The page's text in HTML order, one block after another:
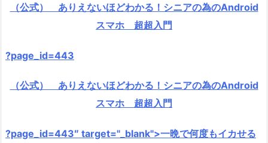
（公式） ありえないほどわかる！シニアの為のAndroid
スマホ 超超入門
?page_id=443
（公式） ありえないほどわかる！シニアの為のAndroid
スマホ 超超入門
?page_id=443″ target="_blank">一晩で何度もイカせる